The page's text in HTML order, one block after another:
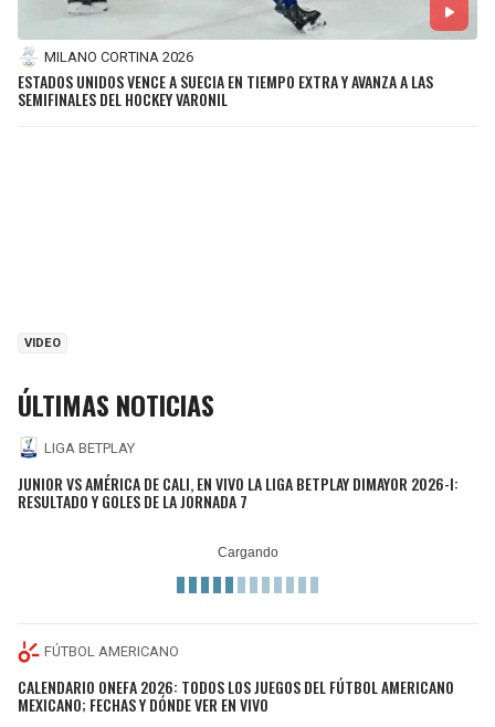
MILANO CORTINA 2026
ESTADOS UNIDOS VENCE A SUECIA EN TIEMPO EXTRA Y AVANZA A LAS
SEMIFINALES DEL HOCKEY VARONIL
VIDEO
ÚLTIMAS NOTICIAS
LIGA BETPLAY
JUNIOR VS AMÉRICA DE CALI, EN VIVO LA LIGA BETPLAY DIMAYOR 2026-I:
RESULTADO Y GOLES DE LA JORNADA 7
FÚTBOL AMERICANO
CALENDARIO ONEFA 2026: TODOS LOS JUEGOS DEL FÚTBOL AMERICANO
MEXICANO; FECHAS Y DÓNDE VER EN VIVO